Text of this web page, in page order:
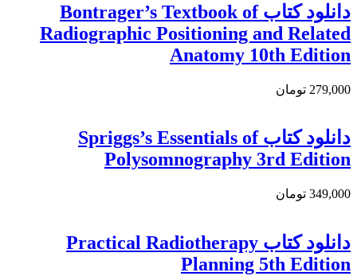
دانلود کتاب Bontrager’s Textbook of
Radiographic Positioning and Related
Anatomy 10th Edition
279,000 تومان
دانلود کتاب Spriggs’s Essentials of
Polysomnography 3rd Edition
349,000 تومان
دانلود کتاب Practical Radiotherapy
Planning 5th Edition